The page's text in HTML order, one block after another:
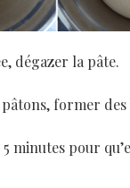
dégazer la pâte.
former des
minutes pour